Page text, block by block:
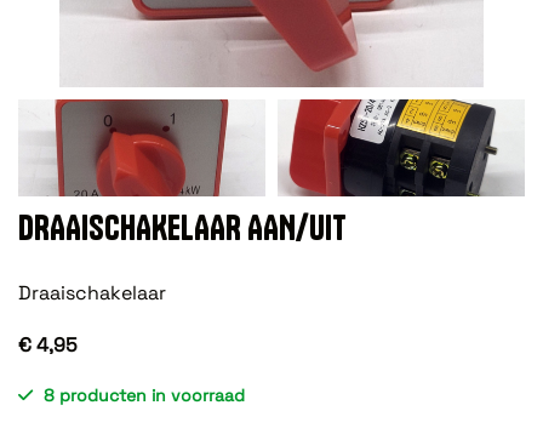
DRAAISCHAKELAAR AAN/UIT
Draaischakelaar
€ 4,95
8 producten in voorraad